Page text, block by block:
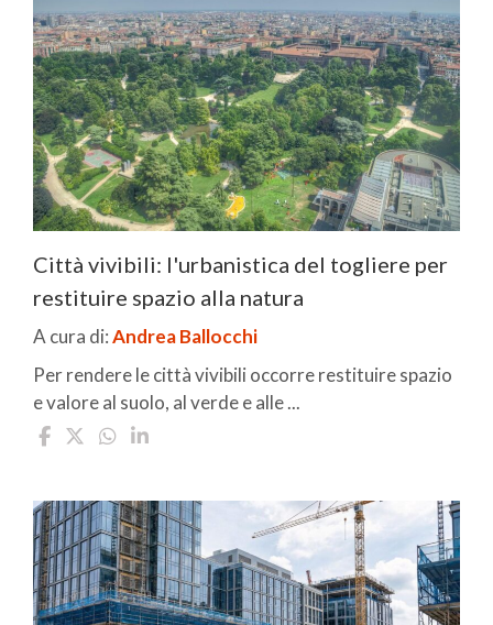
Città vivibili: l'urbanistica del togliere per
restituire spazio alla natura
A cura di:Andrea Ballocchi
Per rendere le città vivibili occorre restituire spazio
e valore al suolo, al verde e alle ...